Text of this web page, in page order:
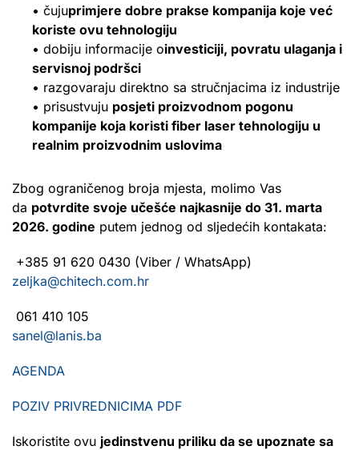
• čujuprimjere dobre prakse kompanija koje već
koriste ovu tehnologiju
• dobiju informacije oinvesticiji, povratu ulaganja i
servisnoj podršci
• razgovaraju direktno sa stručnjacima iz industrije
• prisustvuju posjeti proizvodnom pogonu
kompanije koja koristi fiber laser tehnologiju u
realnim proizvodnim uslovima
Zbog ograničenog broja mjesta, molimo Vas
da potvrdite svoje učešće najkasnije do 31. marta
2026. godine putem jednog od sljedećih kontakata:
+385 91 620 0430 (Viber / WhatsApp)
zeljka@chitech.com.hr
061 410 105
sanel@lanis.ba
AGENDA
POZIV PRIVREDNICIMA PDF
Iskoristite ovu jedinstvenu priliku da se upoznate sa